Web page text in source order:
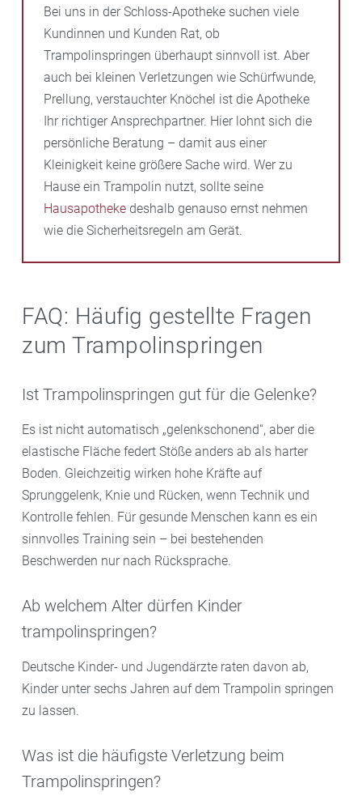
Bei uns in der Schloss-Apotheke suchen viele
Kundinnen und Kunden Rat, ob
Trampolinspringen überhaupt sinnvoll ist. Aber
auch bei kleinen Verletzungen wie Schürfwunde,
Prellung, verstauchter Knöchel ist die Apotheke
Ihr richtiger Ansprechpartner. Hier lohnt sich die
persönliche Beratung – damit aus einer
Kleinigkeit keine größere Sache wird. Wer zu
Hause ein Trampolin nutzt, sollte seine
Hausapotheke deshalb genauso ernst nehmen
wie die Sicherheitsregeln am Gerät.
FAQ: Häufig gestellte Fragen
zum Trampolinspringen
Ist Trampolinspringen gut für die Gelenke?
Es ist nicht automatisch „gelenkschonend“, aber die
elastische Fläche federt Stöße anders ab als harter
Boden. Gleichzeitig wirken hohe Kräfte auf
Sprunggelenk, Knie und Rücken, wenn Technik und
Kontrolle fehlen. Für gesunde Menschen kann es ein
sinnvolles Training sein – bei bestehenden
Beschwerden nur nach Rücksprache.
Ab welchem Alter dürfen Kinder
trampolinspringen?
Deutsche Kinder- und Jugendärzte raten davon ab,
Kinder unter sechs Jahren auf dem Trampolin springen
zu lassen.
Was ist die häufigste Verletzung beim
Trampolinspringen?